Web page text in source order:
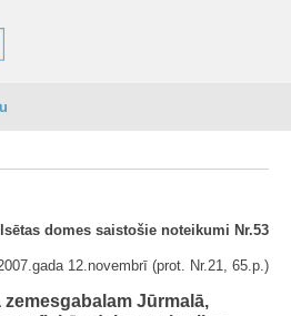
domes saistošie noteikumi Nr.53
12.novembrī (prot. Nr.21, 65.p.)
Jūrmalā,